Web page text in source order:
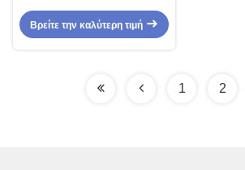
επεξεργασία καναλιών ρίζας
Βρείτε την καλύτερη τιμή
1 2